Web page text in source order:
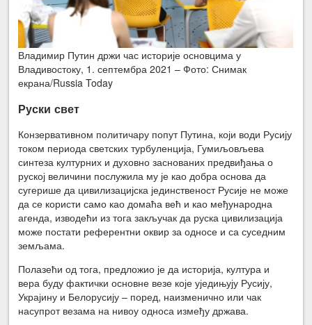
Владимир Путин држи час историје основцима у
Владивостоку, 1. септембра 2021 – Фото: Снимак
екрана/Russia Today
Руски свет
Конзервативном политичару попут Путина, који води Русију
током периода светских турбуленција, Гумиљовљева
синтеза културних и духовно заснованих предвиђања о
руској величини послужила му је као добра основа да
сугерише да цивилизацијска јединственост Русије не може
да се користи само као домаћа већ и као међународна
агенда, изводећи из тога закључак да руска цивилизација
може постати референтни оквир за односе и са суседним
земљама.
Полазећи од тога, предложио је да историја, култура и
вера буду фактички основне везе које уједињују Русију,
Украјину и Белорусију – поред, наизменично или чак
насупрот везама на нивоу односа између држава.